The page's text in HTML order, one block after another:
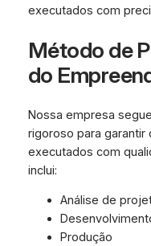
executados com
Método de
do
Nossa empresa
rigoroso para
executados com
inclui:
Análise de
Produção